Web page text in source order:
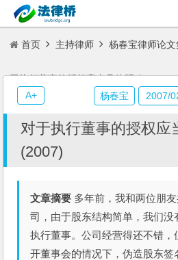
首页 主持律师 杨春宝律师论文
于执行董事的授权应当具体明确(2007)
对于执行董事的授权应
(2007)
文章摘要 多年前，我和两位朋
司，由于股东结构简单，我们没
执行董事。公司经营得还不错，
开董事会的情况下，伪造股东
杨春宝 2007/
A+